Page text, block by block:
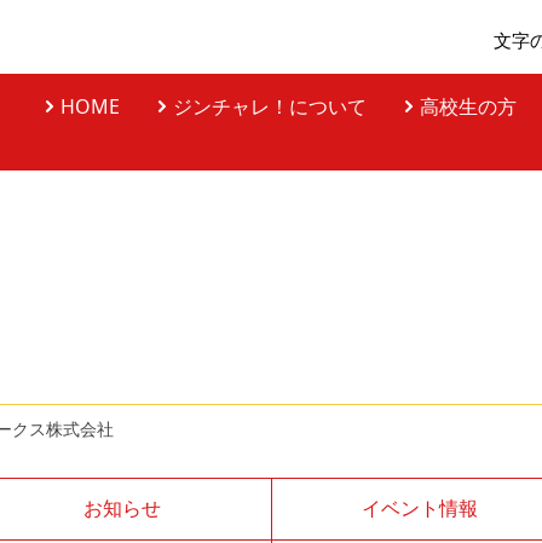
文字
HOME ジンチャレ！について 高校生の方
クス株式会社
お知らせ イベント情報